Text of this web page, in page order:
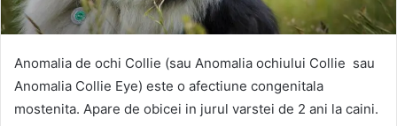
Anomalia de ochi Collie (sau Anomalia ochiului Collie sau
Anomalia Collie Eye) este o afectiune congenitala
mostenita. Apare de obicei in jurul varstei de 2 ani la caini.